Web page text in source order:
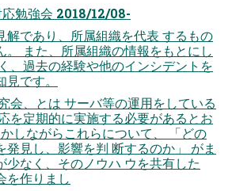
勉強会 2018/12/08-
解であり、所属組織を代表 するもの
。 また、所属組織の情報をもとにし
、過去の経験や他のインシデントを
です。
会、とは サーバ等の運用をしている
を定期的に実施する必要があるとお
しながらこれらについて、 「どの
発見し、影響を判 断するのか」 がま
少なく、そのノウハ ウを共有した
を作りまし